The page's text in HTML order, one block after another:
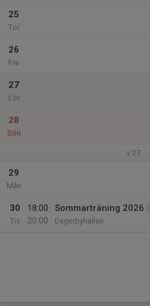
25
Tor
26
Fre
27
Lör
28
Sön
v.27
29
Mån
30
Tis
18:00
20:00
Sommarträning 2026
Degerbyhallen